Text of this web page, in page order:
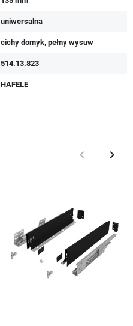
uniwersalna
cichy domyk, pełny wysuw
514.13.823
HAFELE
Poprzedni
keyboard_arrow_left keyboard_arrow_right